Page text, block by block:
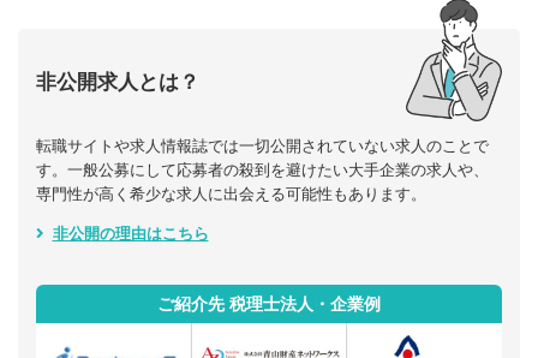
非公開求人とは？
転職サイトや求人情報誌では一切公開されていない求人のことで
す。一般公募にして応募者の殺到を避けたい大手企業の求人や、
専門性が高く希少な求人に出会える可能性もあります。
非公開の理由はこちら
ご紹介先 税理士法人・企業例